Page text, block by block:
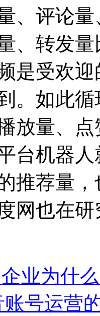
、评论
、转发
是受欢
。如此
放量、
台机器
推荐量
网也在研
业为什
号运营